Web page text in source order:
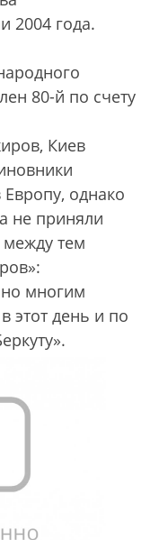
2004 года.
80-й по счету
Киев
однако
не приняли
тем
многим
этот день и по